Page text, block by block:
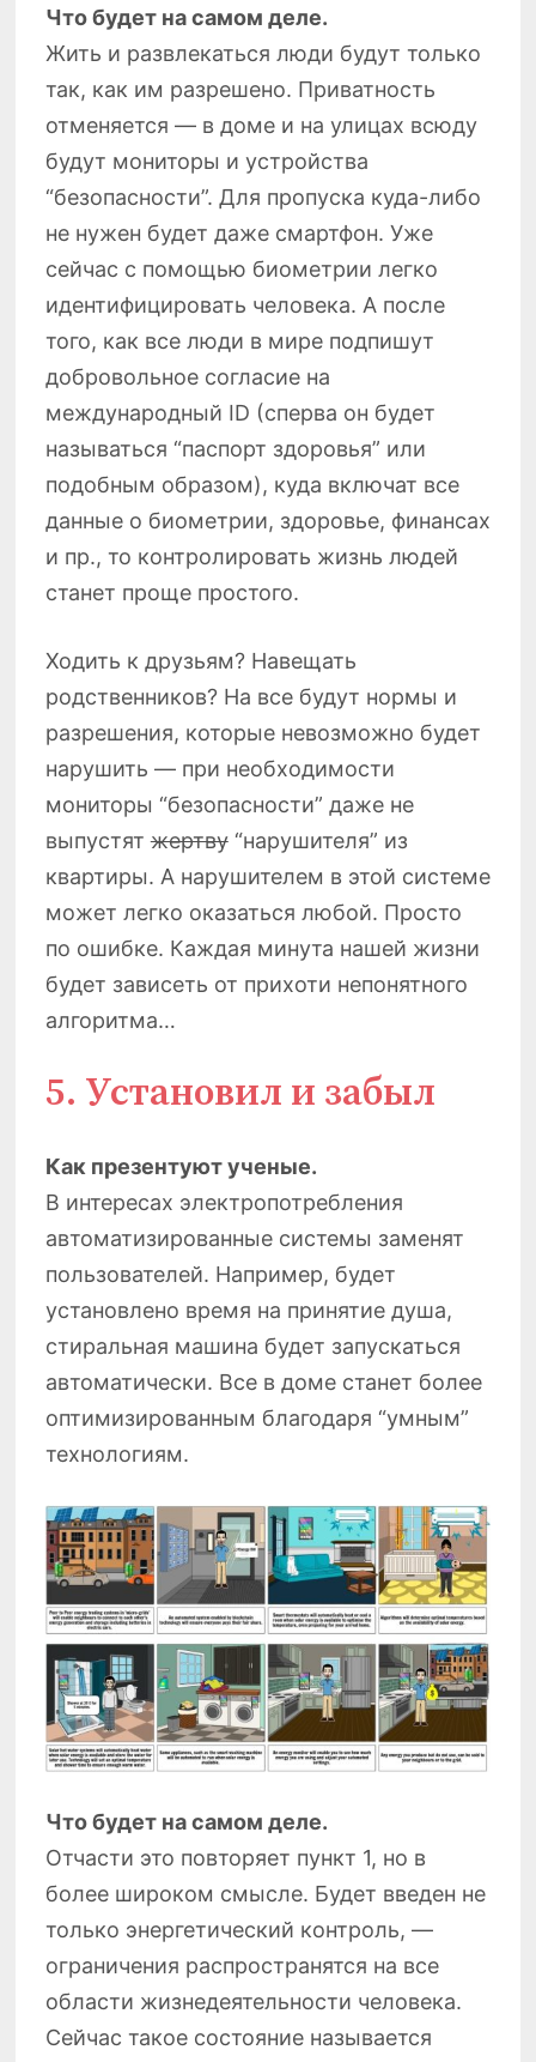
Что будет на самом деле.
Жить и развлекаться люди будут только
так, как им разрешено. Приватность
отменяется — в доме и на улицах всюду
будут мониторы и устройства
“безопасности”. Для пропуска куда-либо
не нужен будет даже смартфон. Уже
сейчас с помощью биометрии легко
идентифицировать человека. А после
того, как все люди в мире подпишут
добровольное согласие на
международный ID (сперва он будет
называться “паспорт здоровья” или
подобным образом), куда включат все
данные о биометрии, здоровье, финансах
и пр., то контролировать жизнь людей
станет проще простого.
Ходить к друзьям? Навещать
родственников? На все будут нормы и
разрешения, которые невозможно будет
нарушить — при необходимости
мониторы “безопасности” даже не
выпустятжертву“нарушителя” из
квартиры. А нарушителем в этой системе
может легко оказаться любой. Просто
по ошибке. Каждая минута нашей жизни
будет зависеть от прихоти непонятного
алгоритма…
5. Установил и забыл
Как презентуют ученые.
В интересах электропотребления
автоматизированные системы заменят
пользователей. Например, будет
установлено время на принятие душа,
стиральная машина будет запускаться
автоматически. Все в доме станет более
оптимизированным благодаря “умным”
технологиям.
Что будет на самом деле.
Отчасти это повторяет пункт 1, но в
более широком смысле. Будет введен не
только энергетический контроль, —
ограничения распространятся на все
области жизнедеятельности человека.
Сейчас такое состояние называется